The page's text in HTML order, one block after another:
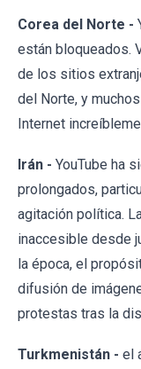
Corea del Norte -
están bloqueados.
de los sitios
del Norte, y
Internet
Irán - YouTube ha
prolongados,
agitación política.
inaccesible desde
la época, el
difusión de
protestas tras la
Turkmenistán - el